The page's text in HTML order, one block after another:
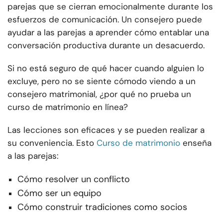
parejas que se cierran emocionalmente durante los
esfuerzos de comunicación. Un consejero puede
ayudar a las parejas a aprender cómo entablar una
conversación productiva durante un desacuerdo.
Si no está seguro de qué hacer cuando alguien lo
excluye, pero no se siente cómodo viendo a un
consejero matrimonial, ¿por qué no prueba un
curso de matrimonio en línea?
Las lecciones son eficaces y se pueden realizar a
su conveniencia. Esto Curso de matrimonio enseña
a las parejas:
Cómo resolver un conflicto
Cómo ser un equipo
Cómo construir tradiciones como socios